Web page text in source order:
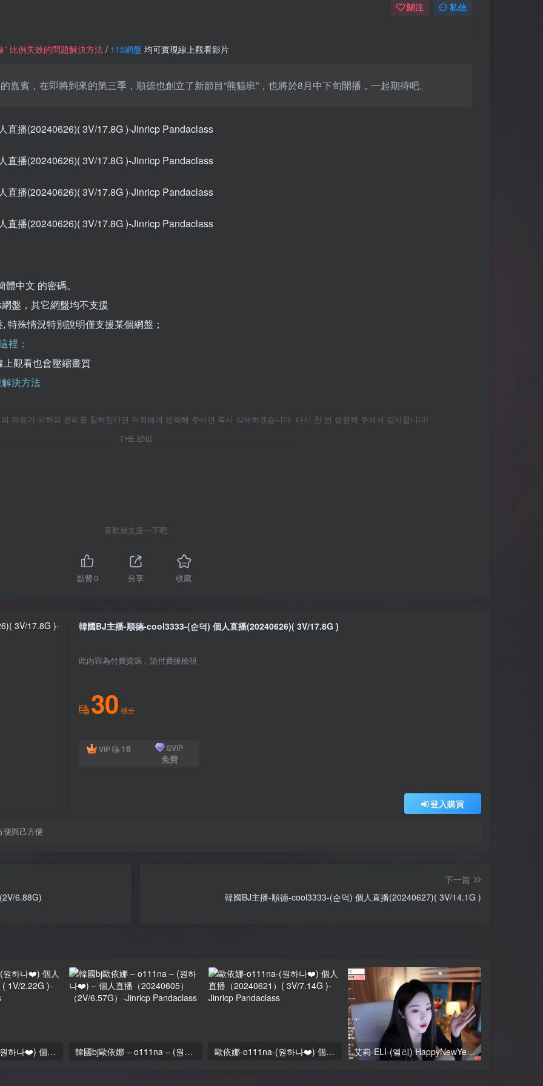
關注 私信
比例失效的問題解決方法 / 115網盤 均可實現線上觀看影片
嘉賓，在即將到來的第三季，順德也創立了新節目“熊貓班”，也將於8月中下旬開播，一起期待吧。
中文 的密碼。
盤，其它網盤均不支援
殊情況特別說明僅支援某個網盤；
裡；
觀看也會壓縮畫質
決方法
자료가 귀하의 권리를 침해한다면 저희에게 연락해 주시면 즉시 삭제하겠습니다. 다시 한 번 성원해 주셔서 감사합니다!
THE END
喜歡就支援一下吧
點贊0 分享 收藏
韓國BJ主播-順德-cool3333-(순덕) 個人直播(20240626)( 3V/17.8G )
此內容為付費資源，請付費後檢視
30 積分
VIP 18 SVIP
免費
登入購買
便與己方便
6.88G)
下一篇
韓國BJ主播-順德-cool3333-(순덕) 個人直播(20240627)( 3V/14.1G )
歐依娜-o111na-(원하나❤️) 個人直播（20240625）( 1V/2.22G ) 韓國bj歐依娜 – o111na – (원하나❤️) – 個人直播（20240605）（2V/6.57G） 歐依娜-o111na-(원하나❤️) 個人直播（20240621）( 3V/7.14G ) 艾莉-ELI-(엘리) HappyNewYear 跨年直播 (20241231) 度盤 [3V/8.92G]